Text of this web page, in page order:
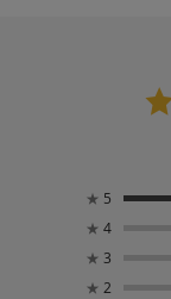
★ 5
★ 4
★ 3
★ 2